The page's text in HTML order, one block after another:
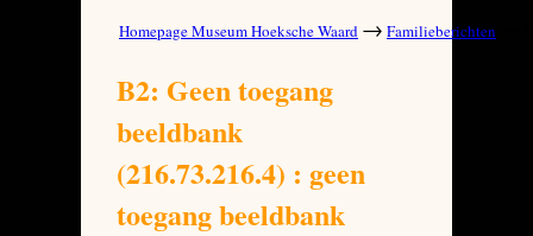
Homepage Museum Hoeksche Waard → Familieberichten
B2: Geen toegang
beeldbank
(216.73.216.4) : geen
toegang beeldbank